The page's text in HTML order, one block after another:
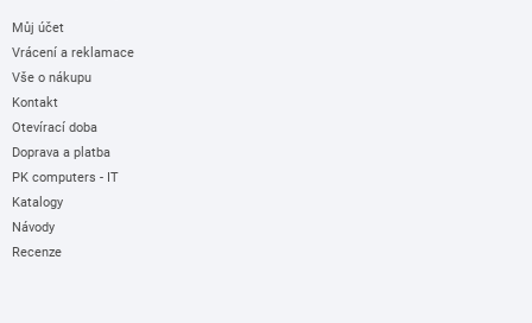
Můj účet
Vrácení a reklamace
Vše o nákupu
Kontakt
Otevírací doba
Doprava a platba
PK computers - IT
Katalogy
Návody
Recenze